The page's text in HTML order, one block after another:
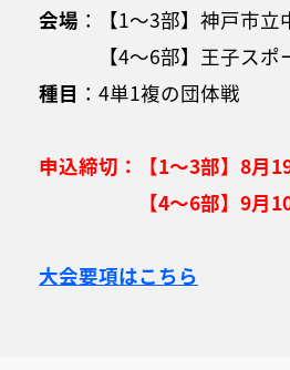
会場 ：【1～3部】神戸市立
【4～6部】王子ス
種目 ：4単1複の団体戦
申込締切：【1～3部】8月
【4～6部】9月
大会要項はこちら